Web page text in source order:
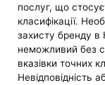
послуг, що
класифікації.
захисту бренду в
неможливий без
вказівки точних
Невідповідність